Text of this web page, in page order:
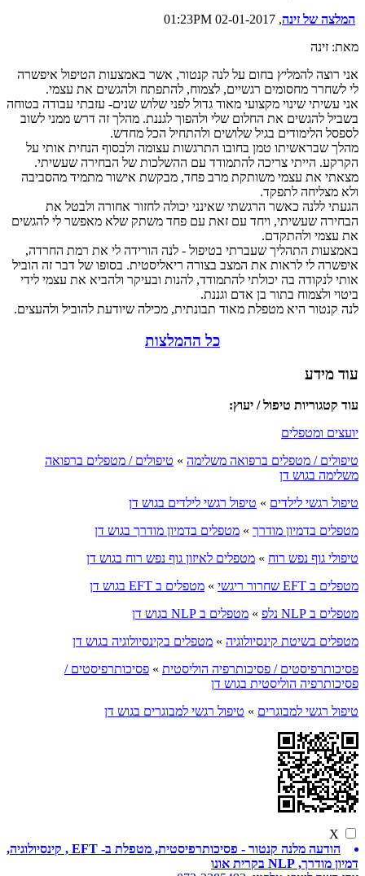
המלצה של זינה, 02-01-2017 01:23PM
מאת: זינה
אני רוצה להמליץ בחום על לנה קנטור, אשר באמצעות הטיפול איפשרה
לי לשחרר מחסומים רגשיים, לצמוח, להתפתח ולהגשים את עצמי.
אני עשיתי שינוי מקצועי מאוד גדול לפני שלוש שנים- עזבתי עבודה בטוחה
בשביל להגשים את החלום שלי ולהפוך לגננת. מהלך זה דרש ממני לשוב
לספסל הלימודים בגיל שלושים ולהתחיל הכל מחדש.
מהלך שבראשיתו טמן בחובו התרגשות עצומה ולבסוף הנחית אותי על
הקרקע. הייתי צריכה להתמודד עם ההשלכות של הבחירה שעשיתי.
מצאתי את עצמי משותקת מרב פחד, מבקשת אישור מתמיד מהסביבה
ולא מצליחה לתפקד.
הגעתי ללנה כאשר הרגשתי שאינני יכולה לחזור אחורה ולבטל את
הבחירה שעשיתי, ויחד עם זאת עם פחד משתק שלא מאפשר לי להגשים
את עצמי ולהתקדם.
באמצעות התהליך שעברתי בטיפול - לנה הורידה לי את רמת החרדה,
איפשרה לי לראות את המצב בצורה ריאליסטית. בסופו של דבר זה הוביל
אותי לנקודה בה יכולתי להתמודד, להנות ובעיקר ולהביא את עצמי לידי
ביטוי ולצמוח בתור בן אדם וגננת.
לנה קנטור היא מטפלת מאוד תבונתית, מכילה שיודעת להוביל ולהעצים.
כל ההמלצות
עוד מידע
עוד קטגוריות טיפול / יעוץ:
יועצים ומטפלים
טיפולים / מטפלים ברפואה משלימה » טיפולים / מטפלים ברפואה
משלימה בגוש דן
טיפול רגשי לילדים » טיפול רגשי לילדים בגוש דן
מטפלים בדמיון מודרך » מטפלים בדמיון מודרך בגוש דן
טיפולי גוף נפש רוח » מטפלים לאיזון גוף נפש רוח בגוש דן
מטפלים ב EFT שחרור ריגשי
» מטפלים ב EFT בגוש דן
מטפלים ב NLP נלפ
» מטפלים ב NLP בגוש דן
מטפלים בשיטת קינסיולוגיה » מטפלים בקינסיולוגיה בגוש דן
פסיכותרפיסטים / פסיכותרפיה הוליסטית » פסיכותרפיסטים /
פסיכותרפיה הוליסטית בגוש דן
טיפול רגשי למבוגרים » טיפול רגשי למבוגרים בגוש דן
X
הודעה מלנה קנטור - פסיכותרפיסטית, מטפלת ב- EFT , קינסיולוגיה,
דמיון מודרך, NLP בקרית אונו